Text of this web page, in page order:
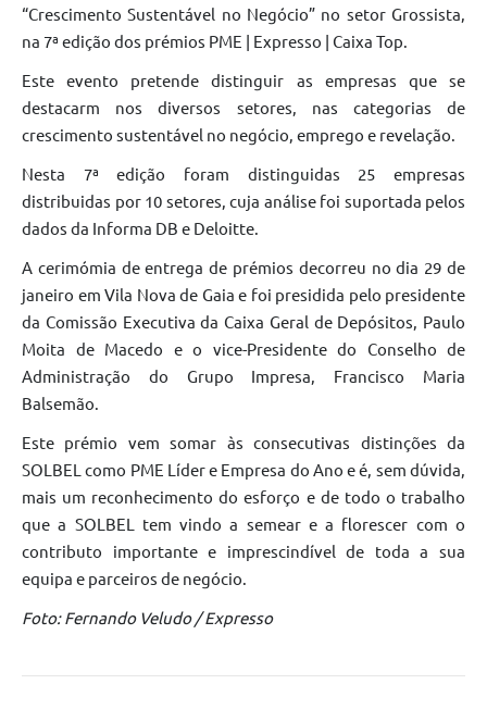
“Crescimento Sustentável no Negócio” no setor Grossista,
na 7ª edição dos prémios PME | Expresso | Caixa Top.
Este evento pretende distinguir as empresas que se
destacarm nos diversos setores, nas categorias de
crescimento sustentável no negócio, emprego e revelação.
Nesta 7ª edição foram distinguidas 25 empresas
distribuidas por 10 setores, cuja análise foi suportada pelos
dados da Informa DB e Deloitte.
A cerimómia de entrega de prémios decorreu no dia 29 de
janeiro em Vila Nova de Gaia e foi presidida pelo presidente
da Comissão Executiva da Caixa Geral de Depósitos, Paulo
Moita de Macedo e o vice-Presidente do Conselho de
Administração do Grupo Impresa, Francisco Maria
Balsemão.
Este prémio vem somar às consecutivas distinções da
SOLBEL como PME Líder e Empresa do Ano e é, sem dúvida,
mais um reconhecimento do esforço e de todo o trabalho
que a SOLBEL tem vindo a semear e a florescer com o
contributo importante e imprescindível de toda a sua
equipa e parceiros de negócio.
Foto: Fernando Veludo / Expresso